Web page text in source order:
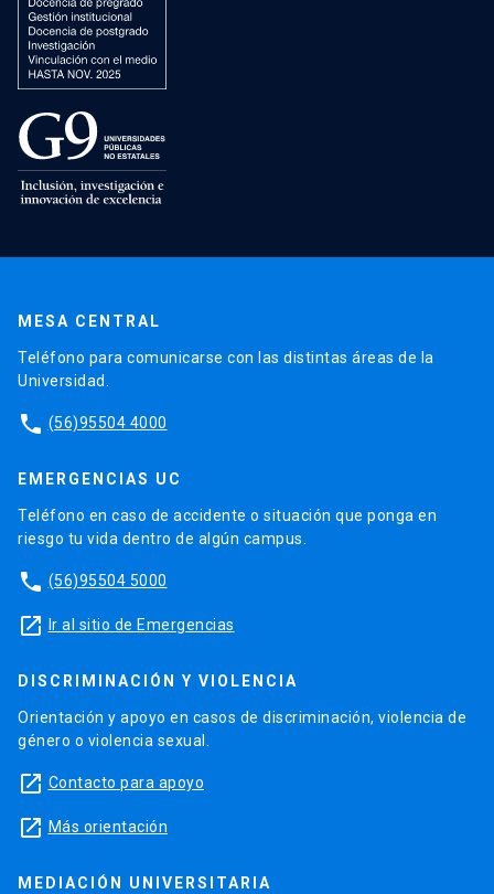
MESA CENTRAL
Teléfono para comunicarse con las distintas áreas de la
Universidad.
phone (56)95504 4000
EMERGENCIAS UC
Teléfono en caso de accidente o situación que ponga en
riesgo tu vida dentro de algún campus.
phone (56)95504 5000
launch Ir al sitio de Emergencias
DISCRIMINACIÓN Y VIOLENCIA
Orientación y apoyo en casos de discriminación, violencia de
género o violencia sexual.
launch Contacto para apoyo
launch Más orientación
MEDIACIÓN UNIVERSITARIA